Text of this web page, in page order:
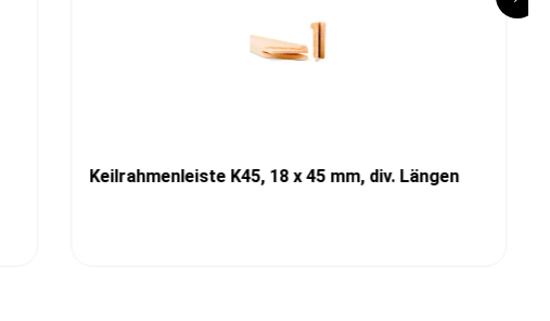
Keilrahmenleiste K45, 18 x 45 mm, div. Längen